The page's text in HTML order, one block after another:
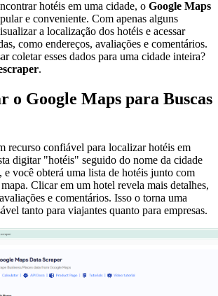
hotéis em uma cidade, o Google Maps
e conveniente. Com apenas alguns
a localização dos hotéis e acessar
como endereços, avaliações e comentários.
coletar esses dados para uma cidade inteira?
.
o Google Maps para Buscas
recurso confiável para localizar hotéis em
digitar "hotéis" seguido do nome da cidade
e você obterá uma lista de hotéis junto com
Clicar em um hotel revela mais detalhes,
e comentários. Isso o torna uma
tanto para viajantes quanto para empresas.